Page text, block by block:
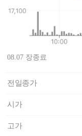
08.07 장종료
전일종가
시가
고가